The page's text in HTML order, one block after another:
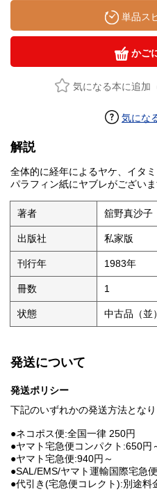
単品ス
かご
気になる本に追加
気にな
解説
全体的に経年によるヤケ、イタ
パラフィン紙にヤブレがございま
著者 舘野真沙子
出版社 私家版
刊行年 1983年
冊数 1
状態 中古品（並）
発送について
発送ポリシー
下記のいずれかの発送方法となり
●ネコポス便:全国一律 250円
●ヤマト宅急便コンパクト:650円
●ヤマト宅急便:940円～
●SAL/EMS/ヤマト運輸国際宅急
●代引き(宅急便コレクト):別途料